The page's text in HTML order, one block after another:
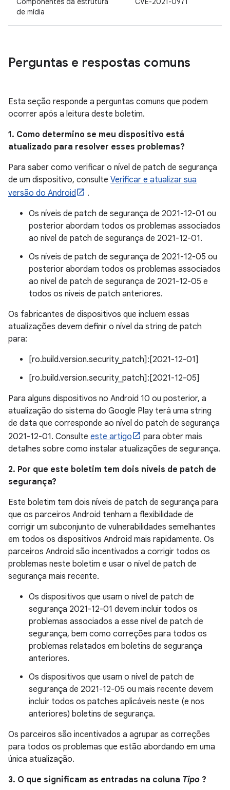
de mídia
Perguntas e respostas comuns
Esta seção responde a perguntas comuns que podem
ocorrer após a leitura deste boletim.
1. Como determino se meu dispositivo está
atualizado para resolver esses problemas?
Para saber como verificar o nível de patch de segurança
de um dispositivo, consulte Verificar e atualizar sua
versão do Android
.
Os níveis de patch de segurança de 2021-12-01 ou
posterior abordam todos os problemas associados
ao nível de patch de segurança de 2021-12-01.
Os níveis de patch de segurança de 2021-12-05 ou
posterior abordam todos os problemas associados
ao nível de patch de segurança de 2021-12-05 e
todos os níveis de patch anteriores.
Os fabricantes de dispositivos que incluem essas
atualizações devem definir o nível da string de patch
para:
[ro.build.version.security_patch]:[2021-12-01]
[ro.build.version.security_patch]:[2021-12-05]
Para alguns dispositivos no Android 10 ou posterior, a
atualização do sistema do Google Play terá uma string
de data que corresponde ao nível do patch de segurança
2021-12-01. Consulte este artigo
para obter mais
detalhes sobre como instalar atualizações de segurança.
2. Por que este boletim tem dois níveis de patch de
segurança?
Este boletim tem dois níveis de patch de segurança para
que os parceiros Android tenham a flexibilidade de
corrigir um subconjunto de vulnerabilidades semelhantes
em todos os dispositivos Android mais rapidamente. Os
parceiros Android são incentivados a corrigir todos os
problemas neste boletim e usar o nível de patch de
segurança mais recente.
Os dispositivos que usam o nível de patch de
segurança 2021-12-01 devem incluir todos os
problemas associados a esse nível de patch de
segurança, bem como correções para todos os
problemas relatados em boletins de segurança
anteriores.
Os dispositivos que usam o nível de patch de
segurança de 2021-12-05 ou mais recente devem
incluir todos os patches aplicáveis ​​neste (e nos
anteriores) boletins de segurança.
Os parceiros são incentivados a agrupar as correções
para todos os problemas que estão abordando em uma
única atualização.
3. O que significam as entradas na coluna Tipo ?